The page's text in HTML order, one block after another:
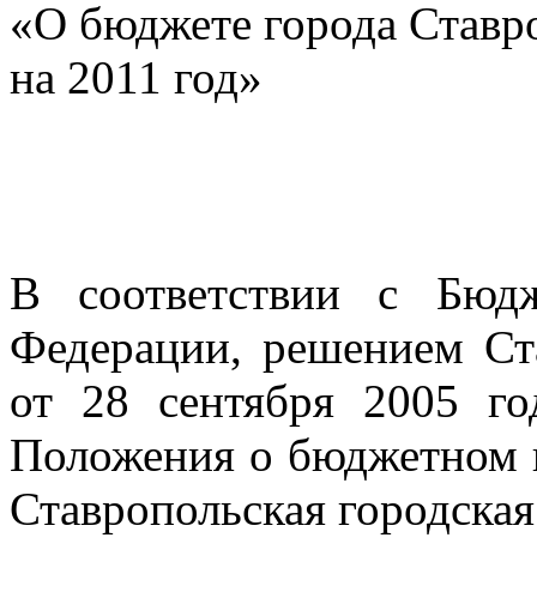
«О бюджете города
на 2011 год»
В соответствии с
Федерации, решением
от 28 сентября 2005
Положения о бюджетном
Ставропольская